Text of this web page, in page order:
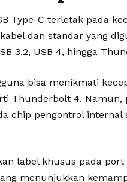
Type-C terletak pada
dan standar yang
3.2, USB 4, hingga
bisa menikmati
Thunderbolt 4.
chip pengontrol
label khusus pada port
menunjukkan